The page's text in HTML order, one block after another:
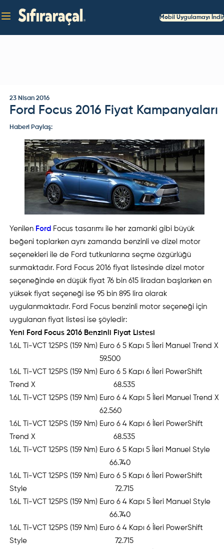
Mobil Uygulamayı İndir
23 Nisan 2016
Ford Focus 2016 Fiyat Kampanyaları
Haberi Paylaş:
Yenilen Ford Focus tasarımı ile her zamanki gibi büyük
beğeni toplarken aynı zamanda benzinli ve dizel motor
seçenekleri ile de Ford tutkunlarına seçme özgürlüğü
sunmaktadır. Ford Focus 2016 fiyat listesinde dizel motor
seçeneğinde en düşük fiyat 76 bin 615 liradan başlarken en
yüksek fiyat seçeneği ise 95 bin 895 lira olarak
uygulanmaktadır. Ford Focus benzinli motor seçeneği için
uygulanan fiyat listesi ise şöyledir:
Yeni Ford Focus 2016 Benzinli Fiyat Listesi
1.6L Ti-VCT 125PS (159 Nm) Euro 6 5 Kapı 5 İleri Manuel Trend X
59.500
1.6L Ti-VCT 125PS (159 Nm) Euro 6 5 Kapı 6 İleri PowerShift
Trend X 68.535
1.6L Ti-VCT 125PS (159 Nm) Euro 6 4 Kapı 5 İleri Manuel Trend X
62.560
1.6L Ti-VCT 125PS (159 Nm) Euro 6 4 Kapı 6 İleri PowerShift
Trend X 68.535
1.6L Ti-VCT 125PS (159 Nm) Euro 6 5 Kapı 5 İleri Manuel Style
66.740
1.6L Ti-VCT 125PS (159 Nm) Euro 6 5 Kapı 6 İleri PowerShift
Style 72.715
1.6L Ti-VCT 125PS (159 Nm) Euro 6 4 Kapı 5 İleri Manuel Style
66.740
1.6L Ti-VCT 125PS (159 Nm) Euro 6 4 Kapı 6 İleri PowerShift
Style 72.715